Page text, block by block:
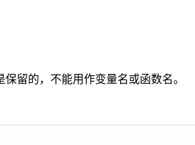
留的，不能用作变量名或函数名。